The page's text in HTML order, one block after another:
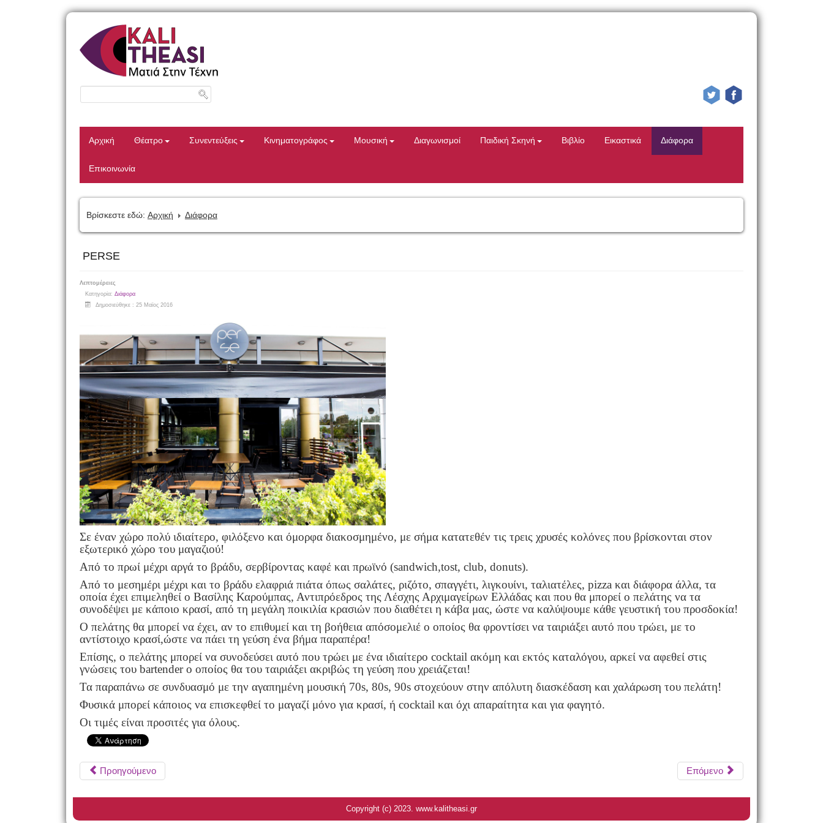
Αρχική Θέατρο Συνεντεύξεις Κινηματογράφος Μουσική Διαγωνισμοί Παιδική Σκηνή Βιβλίο Εικαστικά Διάφορα
Επικοινωνία
Βρίσκεστε εδώ: Αρχική Διάφορα
PERSE
Λεπτομέρειες
Κατηγορία: Διάφορα
Δημοσιεύθηκε : 25 Μαϊος 2016
Σε έναν χώρο πολύ ιδιαίτερο, φιλόξενο και όμορφα διακοσμημένο, με σήμα κατατεθέν τις τρεις χρυσές κολόνες που βρίσκονται στον
εξωτερικό χώρο του μαγαζιού!
Από το πρωί μέχρι αργά το βράδυ, σερβίροντας καφέ και πρωϊνό (sandwich,tost, club, donuts).
Από το μεσημέρι μέχρι και το βράδυ ελαφριά πιάτα όπως σαλάτες, ριζότο, σπαγγέτι, λιγκουίνι, ταλιατέλες, pizza και διάφορα άλλα, τα
οποία έχει επιμεληθεί ο Βασίλης Καρούμπας, Αντιπρόεδρος της Λέσχης Αρχιμαγείρων Ελλάδας και που θα μπορεί ο πελάτης να τα
συνοδέψει με κάποιο κρασί, από τη μεγάλη ποικιλία κρασιών που διαθέτει η κάβα μας, ώστε να καλύψουμε κάθε γευστική του προσδοκία!
Ο πελάτης θα μπορεί να έχει, αν το επιθυμεί και τη βοήθεια απόσομελιέ ο οποίος θα φροντίσει να ταιριάξει αυτό που τρώει, με το
αντίστοιχο κρασί,ώστε να πάει τη γεύση ένα βήμα παραπέρα!
Επίσης, ο πελάτης μπορεί να συνοδεύσει αυτό που τρώει με ένα ιδιαίτερο cocktail ακόμη και εκτός καταλόγου, αρκεί να αφεθεί στις
γνώσεις του bartenderο οποίος θα του ταιριάξει ακριβώς τη γεύση που χρειάζεται!
Τα παραπάνω σε συνδυασμό με την αγαπημένη μουσική 70s, 80s, 90sστοχεύουν στην απόλυτη διασκέδαση και χαλάρωση του πελάτη!
Φυσικά μπορεί κάποιος να επισκεφθεί το μαγαζί μόνο για κρασί, ή cocktail και όχι απαραίτητα και για φαγητό.
Οι τιμές είναι προσιτές για όλους.
Προηγούμενο Επόμενο
Copyright (c) 2023. www.kalitheasi.gr